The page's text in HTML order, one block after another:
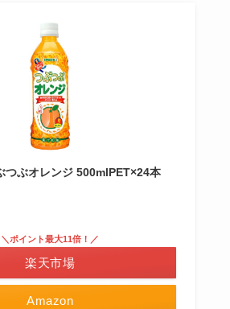
つぶオレンジ 500mlPET×24本
Amazon
＼ポイント最大11倍！／
楽天市場